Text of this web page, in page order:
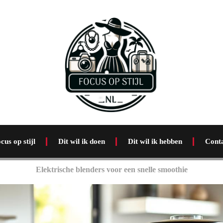
op stijl Dit wil ik doen Dit wil ik hebben
Elektrische blenders voor een snelle smoothie